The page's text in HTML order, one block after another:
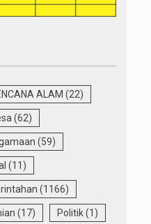
ALAM (22)
(62)
(59)
(11)
(1166)
(17) Politik(1)